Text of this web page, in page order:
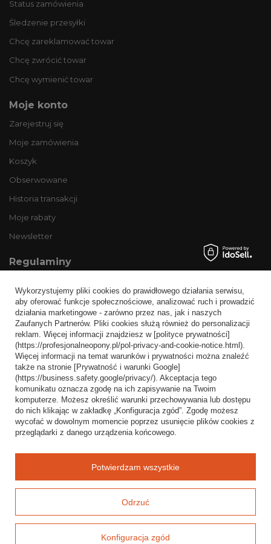
Status zamówienia
Śledzenie przesyłki
Chcę zareklamować towar
Chcę zwrócić towar
Chcę wymienić towar
Moje konto
Zarejestruj się
Moje zamówienia
Koszyk
Obserwowane
Historia transakcji
Moje rabaty
Newsletter
Regulaminy
Wysyłka
Sposoby płatności i prowizje
Regulamin
Polityka prywatności
Odstąpienie od umowy
Popularne kategorie
Opony bezdętkowe
Opony dętkowe
Wykorzystujemy pliki cookies do prawidłowego działania serwisu,
aby oferować funkcje społecznościowe, analizować ruch i prowadzić
działania marketingowe - zarówno przez nas, jak i naszych
Zaufanych Partnerów. Pliki cookies służą również do personalizacji
reklam. Więcej informacji znajdziesz w [polityce prywatności]
(https://profesjonalneopony.pl/pol-privacy-and-cookie-notice.html).
Więcej informacji na temat warunków i prywatności można znaleźć
także na stronie [Prywatność i warunki Google]
(https://business.safety.google/privacy/). Akceptacja tego
komunikatu oznacza zgodę na ich zapisywanie na Twoim
komputerze. Możesz określić warunki przechowywania lub dostępu
do nich klikając w zakładkę „Konfiguracja zgód”. Zgodę możesz
wycofać w dowolnym momencie poprzez usunięcie plików cookies z
przeglądarki z danego urządzenia końcowego.
Odrzuć
Konfiguracja zgód
Potwierdzam wszystkie